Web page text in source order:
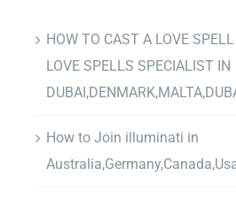
HOW TO CAST A LOVE
LOVE SPELLS SPECIALIST IN
How to Join illuminati in